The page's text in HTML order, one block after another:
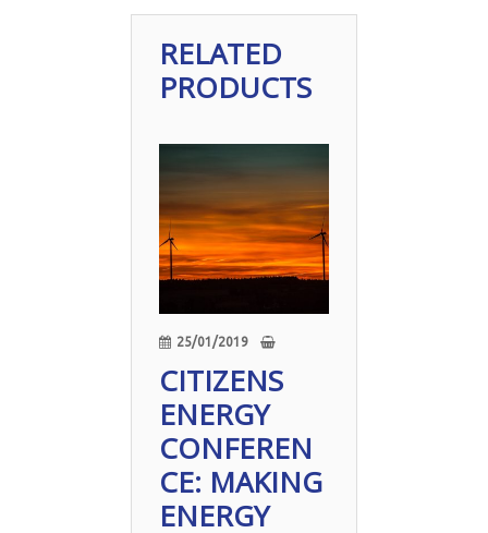
RELATED
PRODUCTS
25/01/2019
CITIZENS
ENERGY
CONFEREN
CE: MAKING
ENERGY